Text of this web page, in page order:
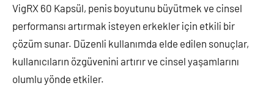
VigRX 60 Kapsül, penis boyutunu büyütmek ve cinsel
performansı artırmak isteyen erkekler için etkili bir
çözüm sunar. Düzenli kullanımda elde edilen sonuçlar,
kullanıcıların özgüvenini artırır ve cinsel yaşamlarını
olumlu yönde etkiler.